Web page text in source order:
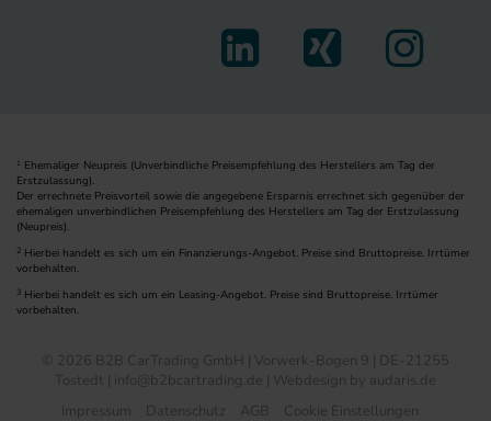
1
Ehemaliger Neupreis (Unverbindliche Preisempfehlung des Herstellers am Tag der
Erstzulassung).
Der errechnete Preisvorteil sowie die angegebene Ersparnis errechnet sich gegenüber der
ehemaligen unverbindlichen Preisempfehlung des Herstellers am Tag der Erstzulassung
(Neupreis).
2 Hierbei handelt es sich um ein Finanzierungs-Angebot. Preise sind Bruttopreise. Irrtümer
vorbehalten.
3 Hierbei handelt es sich um ein Leasing-Angebot. Preise sind Bruttopreise. Irrtümer
vorbehalten.
© 2026 B2B CarTrading GmbH | Vorwerk-Bogen 9 | DE-21255
Tostedt | info@b2bcartrading.de | Webdesign by audaris.de
Impressum
Datenschutz AGB Cookie Einstellungen